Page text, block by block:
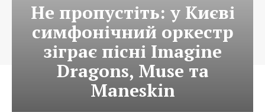
Не пропустіть: у Києві
симфонічний оркестр
зіграє пісні Imagine
Dragons, Muse та
Mаneskin